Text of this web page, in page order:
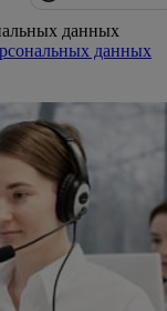
данных
данных